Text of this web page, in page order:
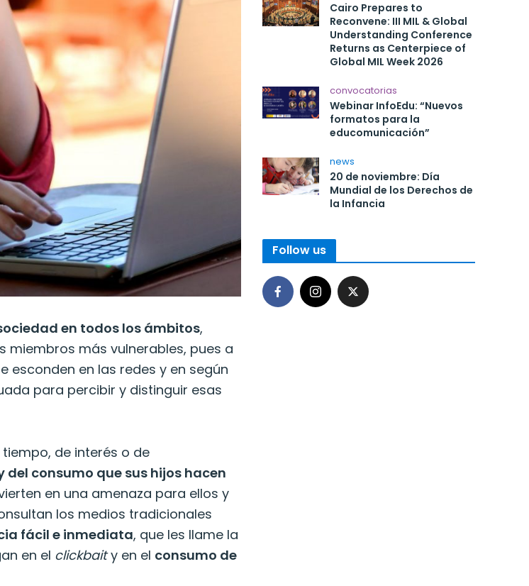
en todos los ámbitos,
miembros más vulnerables, pues a
esconden en las redes y en según
para percibir y distinguir esas
de interés o de
del consumo que sus hijos hacen
en una amenaza para ellos y
los medios tradicionales
fácil e inmediata, que les llame la
en el clickbaity en el consumo de
Cairo Prepares to
Reconvene: III MIL & Global
Understanding Conference
Returns as Centerpiece of
Global MIL Week 2026
convocatorias
Webinar InfoEdu: “Nuevos
formatos para la
educomunicación”
news
20 de noviembre: Día
Mundial de los Derechos de
la Infancia
Follow us